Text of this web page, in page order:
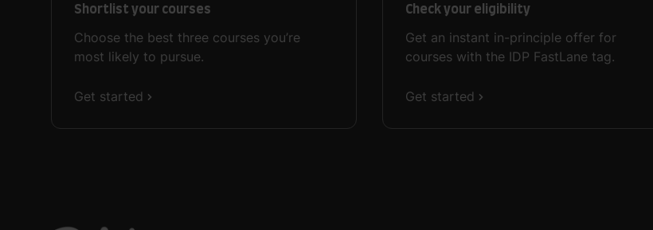
Shortlist your courses
Choose the best three courses you’re
most likely to pursue.
Get started
Check your eligibility
Get an instant in-principle offer for
courses with the IDP FastLane tag.
Get started